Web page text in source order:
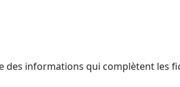
des informations qui complètent les